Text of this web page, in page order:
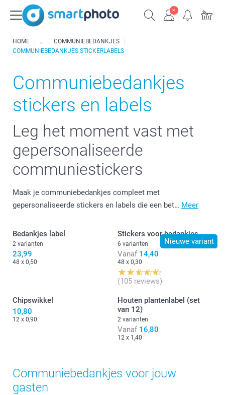
HOME
COMMUNIEBEDANKJES
COMMUNIEBEDANKJES STICKERLABELS
Communiebedankjes
stickers en labels
Leg het moment vast met
gepersonaliseerde
communiestickers
Maak je communiebedankjes compleet met
gepersonaliseerde stickers en labels die een bet… Meer
Bedankjes label
2 varianten
23,99
48 x 0,50
Nieuwe variant
Stickers voor bedankjes
6 varianten
Vanaf 14,40
48 x 0,30
(105 reviews)
Chipswikkel
10,80
12 x 0,90
Houten plantenlabel (set
van 12)
2 varianten
Vanaf 16,80
12 x 1,40
Communiebedankjes voor jouw
gasten